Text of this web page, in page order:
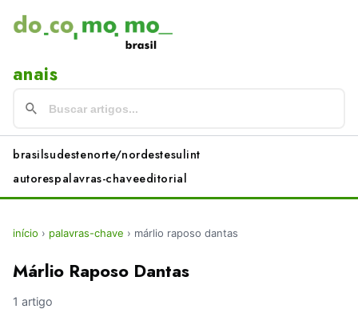
anais
brasilsudestenorte/nordestesulint
autorespalavras-chaveeditorial
início › palavras-chave › márlio raposo dantas
Márlio Raposo Dantas
1 artigo